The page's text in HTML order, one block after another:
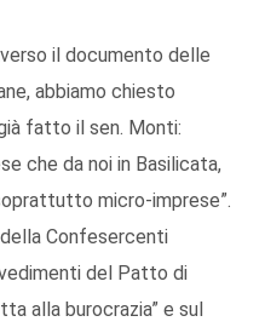
il documento delle
abbiamo chiesto
fatto il sen. Monti:
che da noi in Basilicata,
micro-imprese”.
Confesercenti
del Patto di
alla burocrazia” e sul